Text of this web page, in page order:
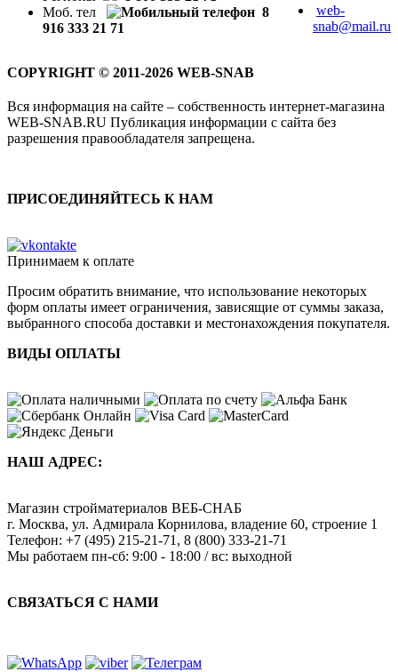
Моб. тел
8
916 333 21 71
web-
snab@mail.ru
COPYRIGHT © 2011-2026 WEB-SNAB
Вся информация на сайте – собственность интернет-магазина
WEB-SNAB.RU Публикация информации с сайта без
разрешения правообладателя запрещена.
ПРИСОЕДИНЯЙТЕСЬ К НАМ
Принимаем к оплате
Просим обратить внимание, что использование некоторых
форм оплаты имеет ограничения, зависящие от суммы заказа,
выбранного способа доставки и местонахождения покупателя.
ВИДЫ ОПЛАТЫ
НАШ АДРЕС:
Магазин стройматериалов ВЕБ-СНАБ
г. Москва, ул. Адмирала Корнилова, владение 60, строение 1
Телефон: +7 (495) 215-21-71 , 8 (800) 333-21-71
Мы работаем пн-сб: 9:00 - 18:00 / вс: выходной
СВЯЗАТЬСЯ С НАМИ